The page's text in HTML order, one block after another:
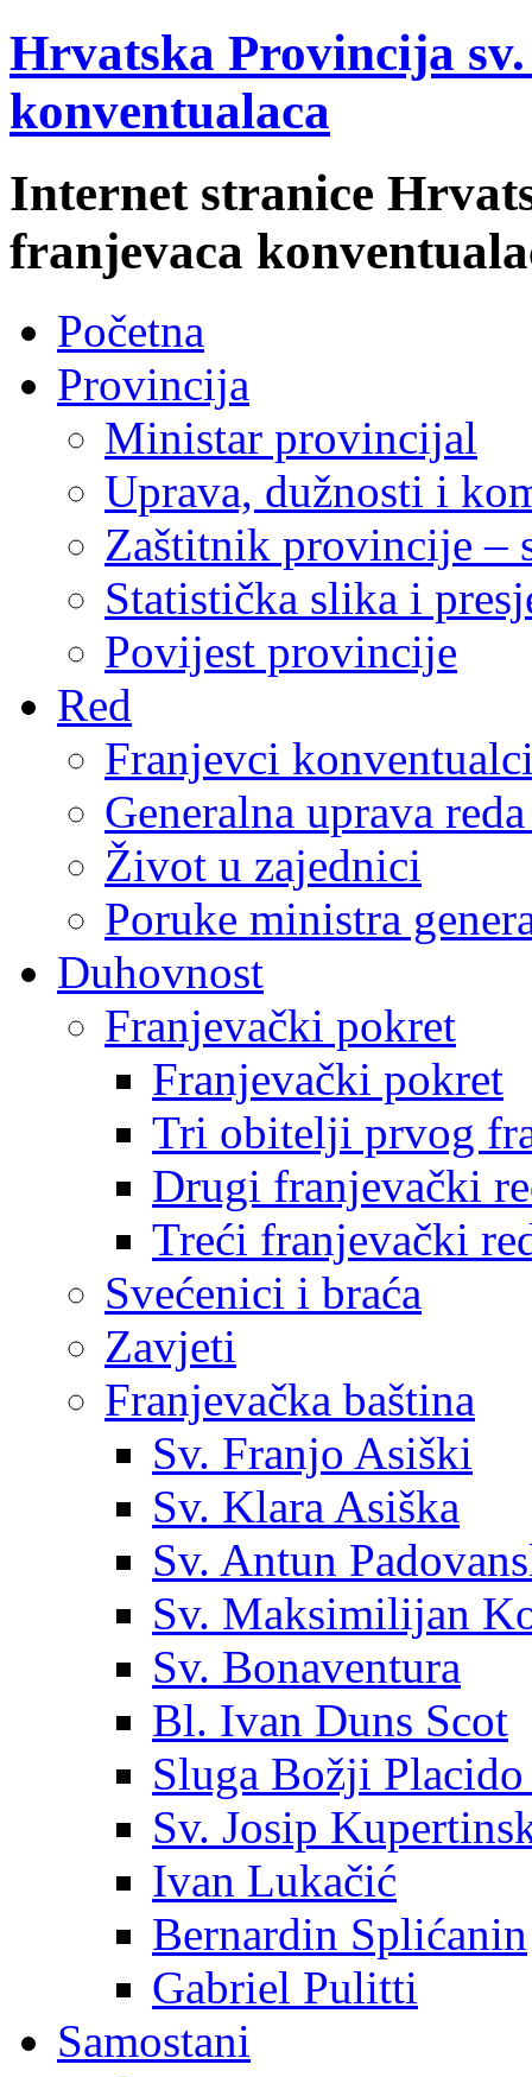
Hrvatska Provincija
konventualaca
Internet stranice
franjevaca
Početna
Provincija
Ministar provincijal
Uprava, dužnosti i
Zaštitnik provincije –
Statistička slika i
Povijest provincije
Red
Franjevci
Generalna uprava
Život u zajednici
Poruke ministra
Duhovnost
Franjevački pokret
Franjevački pokret
Tri obitelji prvog
Drugi franjevački
Treći franjevački
Svećenici i braća
Zavjeti
Franjevačka baština
Sv. Franjo Asiški
Sv. Klara Asiška
Sv. Antun
Sv. Maksimilijan
Sv. Bonaventura
Bl. Ivan Duns Scot
Sluga Božji Placido
Sv. Josip
Ivan Lukačić
Bernardin Splićanin
Gabriel Pulitti
Samostani